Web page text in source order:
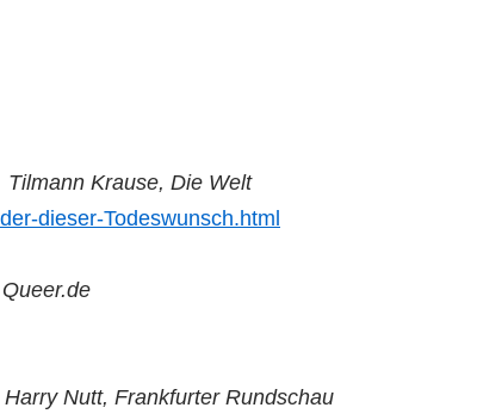
Tilmann Krause, Die Welt
dieser-Todeswunsch.html
Queer.de
Harry Nutt, Frankfurter Rundschau